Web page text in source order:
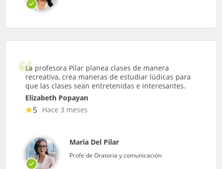
La profesora Pilar planea clases de manera
recreativa, crea maneras de estudiar lúdicas para
que las clases sean entretenidas e interesantes.
Elizabeth Popayan
5 Hace 3 meses
Maria Del Pilar
Profe de Oratoria y comunicación